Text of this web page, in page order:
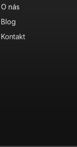
O nás
Blog
Kontakt